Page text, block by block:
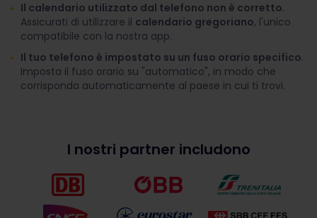
Il calendario utilizzato dal telefono non è corretto.
Assicurati di utilizzare il calendario gregoriano, l'unico
compatibile con la nostra app.
Il tuo telefono è impostato su un fuso orario specifico.
Imposta il fuso orario su "automatico", in modo che
corrisponda automaticamente al paese in cui ti trovi.
I nostri partner includono